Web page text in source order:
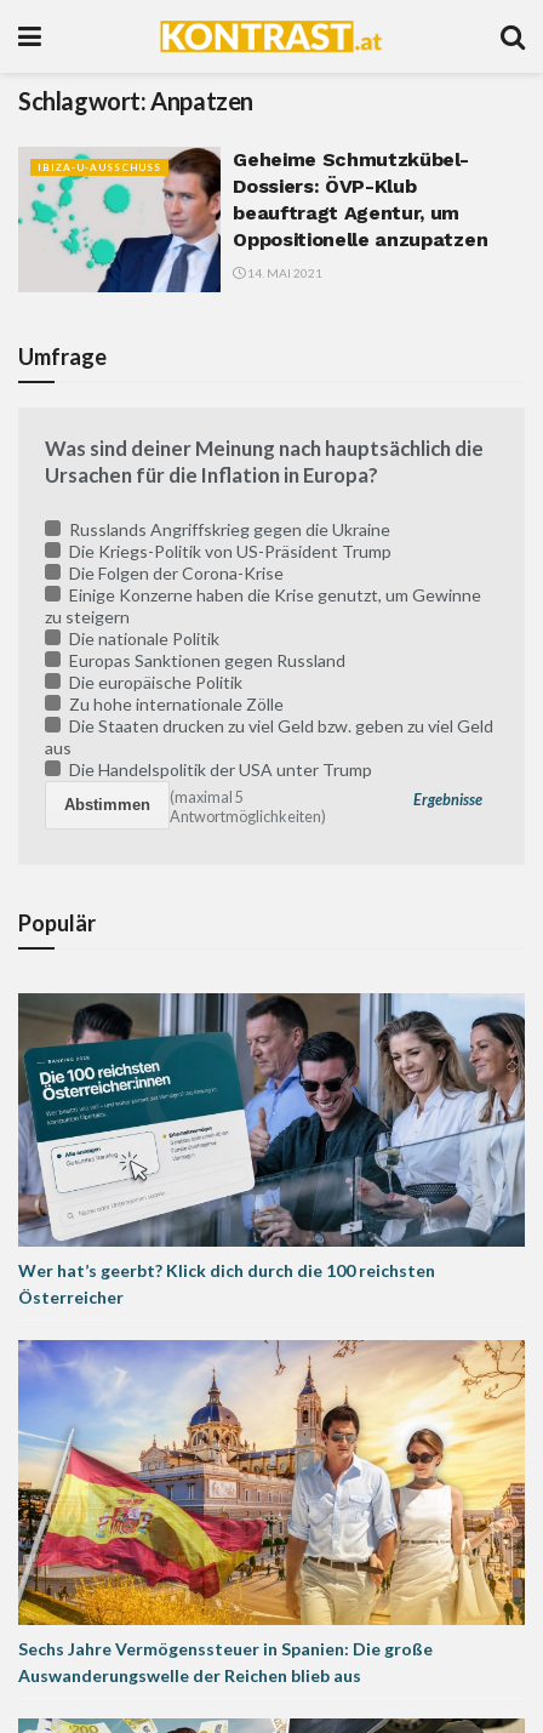
Schlagwort:Anpatzen
IBIZA-U-AUSSCHUSS
Geheime Schmutzkübel-
Dossiers: ÖVP-Klub
beauftragt Agentur, um
Oppositionelle anzupatzen
14. MAI 2021
Umfrage
Was sind deiner Meinung nach hauptsächlich die
Ursachen für die Inflation in Europa?
Russlands Angriffskrieg gegen die Ukraine
Die Kriegs-Politik von US-Präsident Trump
Die Folgen der Corona-Krise
Einige Konzerne haben die Krise genutzt, um Gewinne
zu steigern
Die nationale Politik
Europas Sanktionen gegen Russland
Die europäische Politik
Zu hohe internationale Zölle
Die Staaten drucken zu viel Geld bzw. geben zu viel Geld
aus
Die Handelspolitik der USA unter Trump
Ergebnisse
(maximal 5
Antwortmöglichkeiten)
Populär
Wer hat’s geerbt? Klick dich durch die 100 reichsten
Österreicher
Sechs Jahre Vermögenssteuer in Spanien: Die große
Auswanderungswelle der Reichen blieb aus